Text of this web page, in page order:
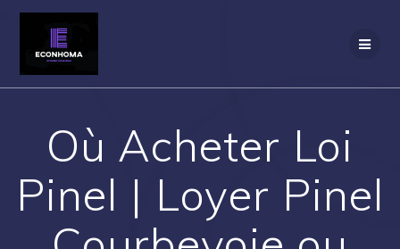
Où Acheter Loi
Pinel | Loyer Pinel